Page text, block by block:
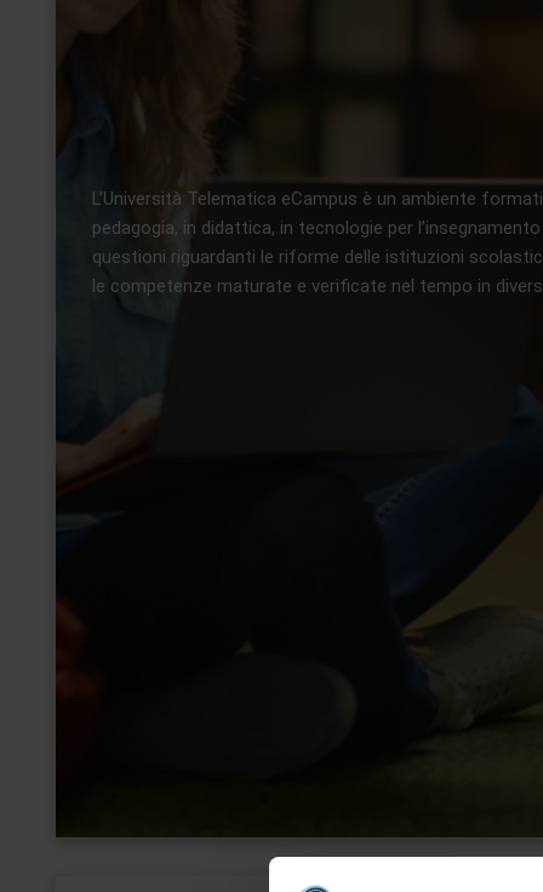
L’Università Telematica eCampus è un ambiente
pedagogia, in didattica, in tecnologie per
questioni riguardanti le riforme delle istituzioni
le competenze maturate e verificate nel tempo in